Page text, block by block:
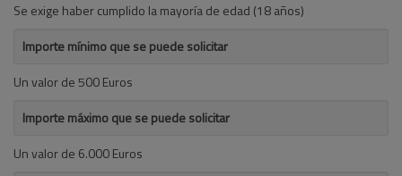
Se exige haber cumplido la mayoría de edad (18 años)
Importe mínimo que se puede solicitar
Un valor de 500 Euros
Importe máximo que se puede solicitar
Un valor de 6.000 Euros